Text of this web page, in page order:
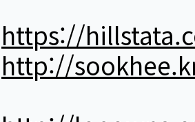
https://
http://